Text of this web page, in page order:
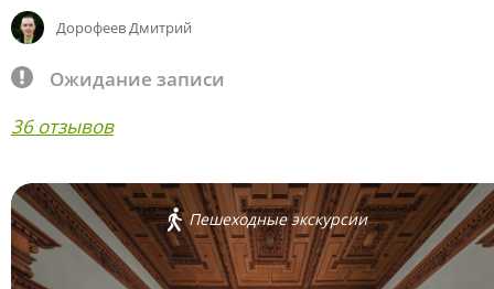
Дорофеев Дмитрий
Ожидание записи
36 отзывов
Пешеходные экскурсии